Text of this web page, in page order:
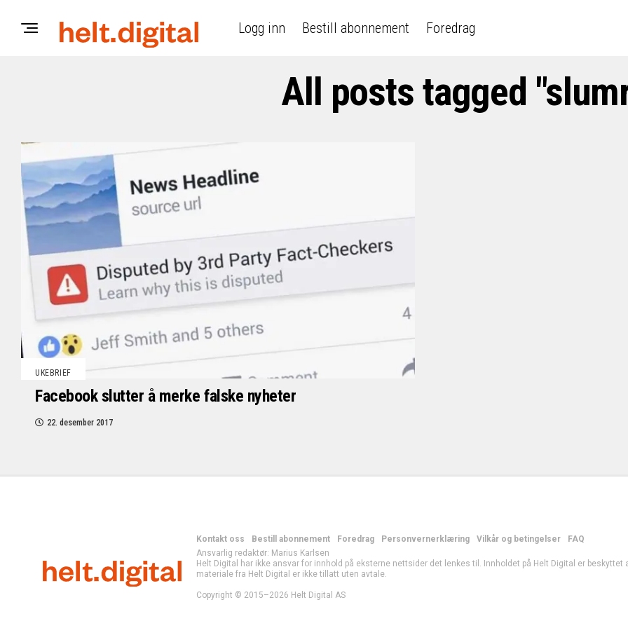
Logg inn Bestill abonnement Foredrag
All posts tagged
UKEBRIEF
Facebook slutter å merke falske nyheter
22. desember 2017
Kontakt oss Bestill abonnement Foredrag Personvernerklæring Vilkår og betingelser
FAQ
Ansvarlig redaktør: Marius Karlsen
Helt Digital har ikke ansvar for innhold på eksterne nettsider det lenkes til. Innholdet på Helt Digital er beskyttet
materiale fra Helt Digital er ikke tillatt uten avtale.
Copyright © 2015–2026 Helt Digital AS